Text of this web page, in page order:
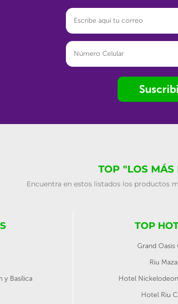
TOP "LOS MÁS
Encuentra en estos listados los productos
y Basílica
TOP
Grand Oasis
Riu
Hotel
Hotel Riu